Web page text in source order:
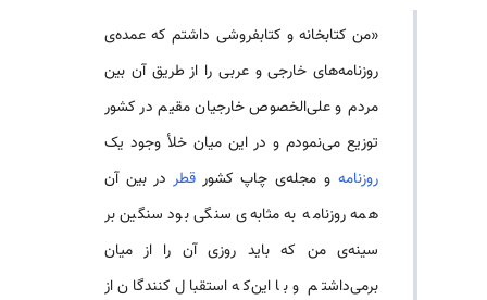
«من کتابخانه و کتابفروشی داشتم که عمده‌ی
روزنامه‌های خارجی و عربی را از طریق آن بین
مردم و علی‌الخصوص خارجیان مقیم در کشور
توزیع می‌نمودم و در این میان خلأ وجود یک
روزنامه و مجله‌ی چاپ کشورقطر در بین آن
همه روزنامه‌ به مثابه‌ی سنگی بود سنگین بر
سینه‌ی من که باید روزی آن را از میان
بر‌می‌داشتم و با این‌که استقبال کنندگان از